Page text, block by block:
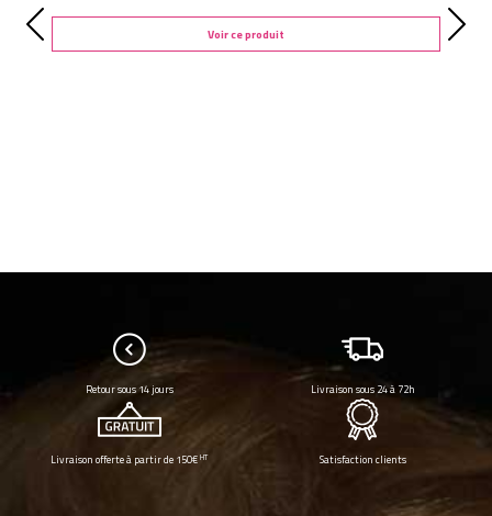
Voir ce produit
Retour sous 14 jours Livraison sous 24 à 72h
Livraison offerte à partir de 150€HT Satisfaction clients